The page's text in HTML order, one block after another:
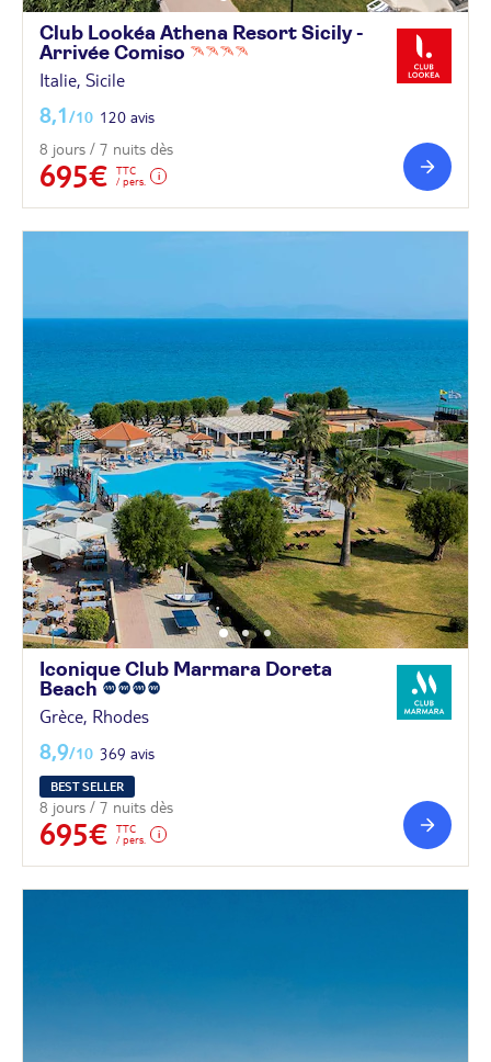
Club Lookéa Athena Resort Sicily -
Arrivée Comiso
Italie, Sicile
8,1/10 120 avis
8 jours / 7 nuits dès
695€
TTC
/ pers.
Iconique Club Marmara Doreta
Beach
Grèce, Rhodes
8,9/10 369 avis
BEST SELLER
8 jours / 7 nuits dès
695€
TTC
/ pers.